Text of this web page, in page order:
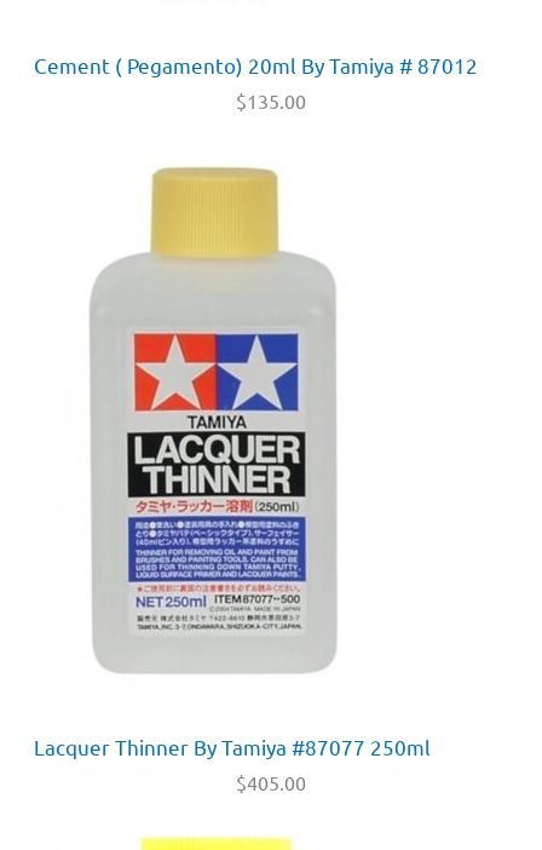
Cement ( Pegamento) 20ml By Tamiya # 87012
$135.00
Lacquer Thinner By Tamiya #87077 250ml
$405.00